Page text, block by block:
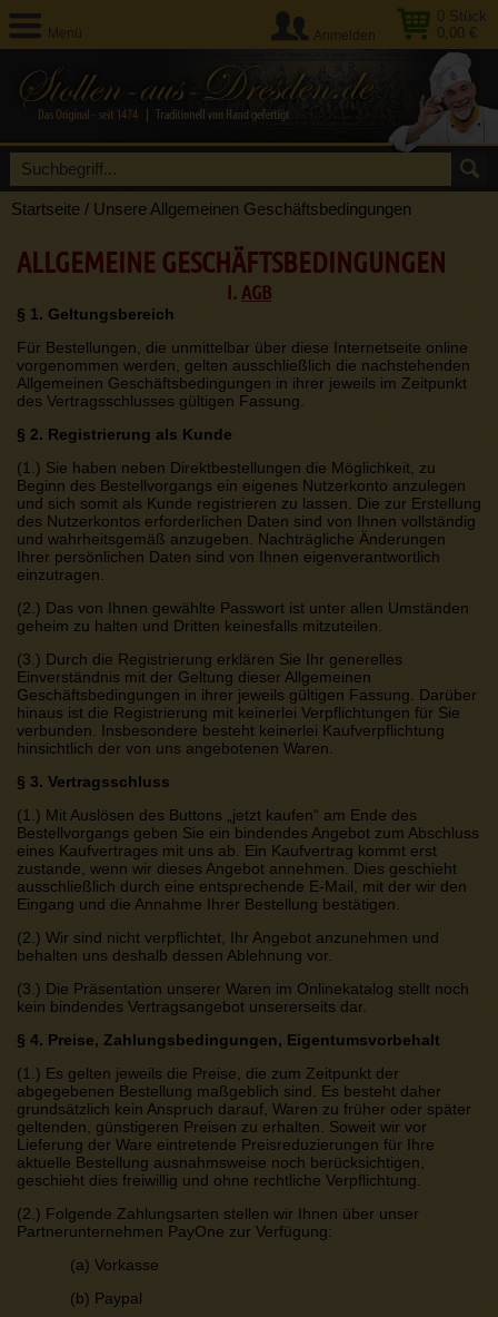
Menü
0 Stück
0,00 €
Anmelden
Startseite / Unsere Allgemeinen Geschäftsbedingungen
ALLGEMEINE GESCHÄFTSBEDINGUNGEN
I. AGB
§ 1. Geltungsbereich
Für Bestellungen, die unmittelbar über diese Internetseite online
vorgenommen werden, gelten ausschließlich die nachstehenden
Allgemeinen Geschäftsbedingungen in ihrer jeweils im Zeitpunkt
des Vertragsschlusses gültigen Fassung.
§ 2. Registrierung als Kunde
(1.) Sie haben neben Direktbestellungen die Möglichkeit, zu
Beginn des Bestellvorgangs ein eigenes Nutzerkonto anzulegen
und sich somit als Kunde registrieren zu lassen. Die zur Erstellung
des Nutzerkontos erforderlichen Daten sind von Ihnen vollständig
und wahrheitsgemäß anzugeben. Nachträgliche Änderungen
Ihrer persönlichen Daten sind von Ihnen eigenverantwortlich
einzutragen.
(2.) Das von Ihnen gewählte Passwort ist unter allen Umständen
geheim zu halten und Dritten keinesfalls mitzuteilen.
(3.) Durch die Registrierung erklären Sie Ihr generelles
Einverständnis mit der Geltung dieser Allgemeinen
Geschäftsbedingungen in ihrer jeweils gültigen Fassung. Darüber
hinaus ist die Registrierung mit keinerlei Verpflichtungen für Sie
verbunden. Insbesondere besteht keinerlei Kaufverpflichtung
hinsichtlich der von uns angebotenen Waren.
§ 3. Vertragsschluss
(1.) Mit Auslösen des Buttons „jetzt kaufen“ am Ende des
Bestellvorgangs geben Sie ein bindendes Angebot zum Abschluss
eines Kaufvertrages mit uns ab. Ein Kaufvertrag kommt erst
zustande, wenn wir dieses Angebot annehmen. Dies geschieht
ausschließlich durch eine entsprechende E-Mail, mit der wir den
Eingang und die Annahme Ihrer Bestellung bestätigen.
(2.) Wir sind nicht verpflichtet, Ihr Angebot anzunehmen und
behalten uns deshalb dessen Ablehnung vor.
(3.) Die Präsentation unserer Waren im Onlinekatalog stellt noch
kein bindendes Vertragsangebot unsererseits dar.
§ 4. Preise, Zahlungsbedingungen, Eigentumsvorbehalt
(1.) Es gelten jeweils die Preise, die zum Zeitpunkt der
abgegebenen Bestellung maßgeblich sind. Es besteht daher
grundsätzlich kein Anspruch darauf, Waren zu früher oder später
geltenden, günstigeren Preisen zu erhalten. Soweit wir vor
Lieferung der Ware eintretende Preisreduzierungen für Ihre
aktuelle Bestellung ausnahmsweise noch berücksichtigen,
geschieht dies freiwillig und ohne rechtliche Verpflichtung.
(2.) Folgende Zahlungsarten stellen wir Ihnen über unser
Partnerunternehmen PayOne zur Verfügung:
(a) Vorkasse
(b) Paypal